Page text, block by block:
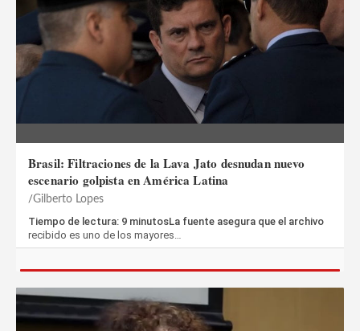
Brasil: Filtraciones de la Lava Jato desnudan nuevo
escenario golpista en América Latina
Gilberto Lopes
Tiempo de lectura: 9 minutosLa fuente asegura que el archivo
recibido es uno de los mayores…